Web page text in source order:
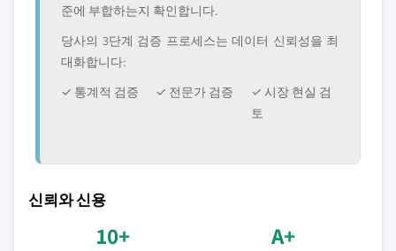
준에 부합하는지 확인합니다.
당사의 3단계 검증 프로세스는 데이터 신뢰성을 최
대화합니다:
✓ 통계적 검증
✓ 전문가 검증
✓ 시장 현실 검
토
신뢰와 신용
10+ A+